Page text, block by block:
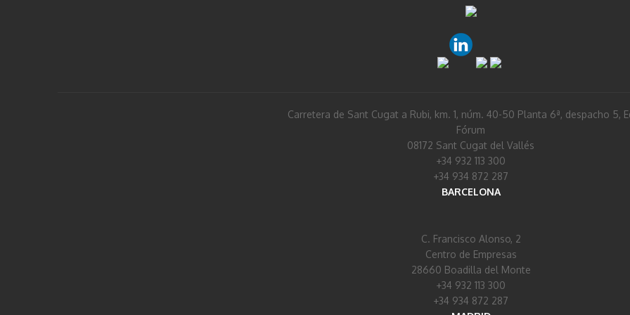
Carretera de Sant Cugat a Rubi, km. 1, núm. 40-50 Planta 6ª, despacho 5,
Fórum
08172 Sant Cugat del Vallés
+34 932 113 300
+34 934 872 287
BARCELONA
C. Francisco Alonso, 2
Centro de Empresas
28660 Boadilla del Monte
+34 932 113 300
+34 934 872 287